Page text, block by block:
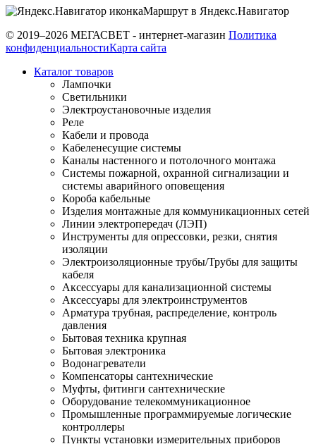
Маршрут в Яндекс.Навигатор
© 2019–2026 МЕГАСВЕТ - интернет-магазин Политика
конфиденциальностиКарта сайта
Каталог товаров
Лампочки
Светильники
Электроустановочные изделия
Реле
Кабели и провода
Кабеленесущие системы
Каналы настенного и потолочного монтажа
Системы пожарной, охранной сигнализации и
системы аварийного оповещения
Короба кабельные
Изделия монтажные для коммуникационных сетей
Линии электропередач (ЛЭП)
Инструменты для опрессовки, резки, снятия
изоляции
Электроизоляционные трубы/Трубы для защиты
кабеля
Аксессуары для канализационной системы
Аксессуары для электроинструментов
Арматура трубная, распределение, контроль
давления
Бытовая техника крупная
Бытовая электроника
Водонагреватели
Компенсаторы сантехнические
Муфты, фитинги сантехнические
Оборудование телекоммуникационное
Промышленные программируемые логические
контроллеры
Пункты установки измерительных приборов